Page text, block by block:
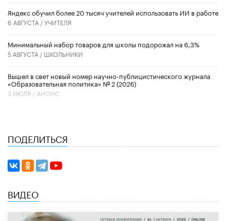
​Яндекс обучил более 20 тысяч учителей использовать ИИ в работе
6 АВГУСТА /УЧИТЕЛЯ
Минимальный набор товаров для школы подорожал на 6,3%
5 АВГУСТА / ШКОЛЬНИКИ
Вышел в свет новый номер научно-публицистического журнала
«Образовательная политика» № 2 (2026)
3 ИЮЛЯ / АНОНС
ПОДЕЛИТЬСЯ
ВИДЕО